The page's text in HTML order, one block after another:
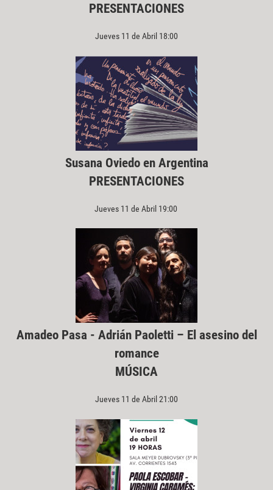
PRESENTACIONES
Jueves 11 de Abril 18:00
Susana Oviedo en Argentina
PRESENTACIONES
Jueves 11 de Abril 19:00
Amadeo Pasa - Adrián Paoletti – El asesino del
romance
MÚSICA
Jueves 11 de Abril 21:00